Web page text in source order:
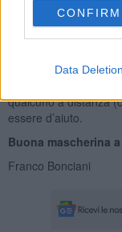
CONFIRM
Data Deletion
vicino non può
un’occhiata al video,
minutice la
il posto di quella dei
qualcuno a distanza
essere d’aiuto.
Buona mascherina
Franco Bonciani